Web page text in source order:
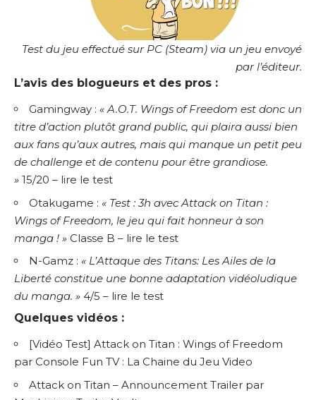
Test du jeu effectué sur PC (Steam) via un jeu envoyé
par l’éditeur.
L’avis des blogueurs et des pros :
Gamingway : « A.O.T. Wings of Freedom est donc un
titre d’action plutôt grand public, qui plaira aussi bien
aux fans qu’aux autres, mais qui manque un petit peu
de challenge et de contenu pour être grandiose.
» 15/20 – lire le test
Otakugame : « Test : 3h avec Attack on Titan :
Wings of Freedom, le jeu qui fait honneur à son
manga ! » Classe B – lire le test
N-Gamz : « L’Attaque des Titans: Les Ailes de la
Liberté constitue une bonne adaptation vidéoludique
du manga. » 4/5 – lire le test
Quelques vidéos :
[Vidéo Test] Attack on Titan : Wings of Freedom
par Console Fun TV : La Chaine du Jeu Video
Attack on Titan – Announcement Trailer par